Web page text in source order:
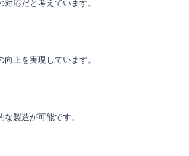
応だと考えています。
上を実現しています。
製造が可能です。